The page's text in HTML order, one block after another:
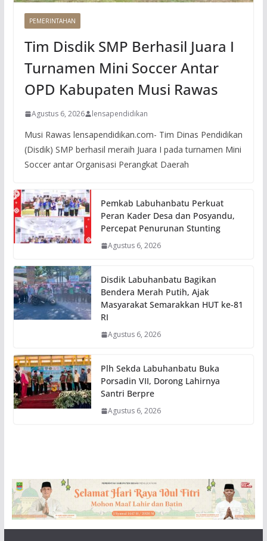
PEMERINTAHAN
Tim Disdik SMP Berhasil Juara I
Turnamen Mini Soccer Antar
OPD Kabupaten Musi Rawas
Agustus 6, 2026 lensapendidikan
Musi Rawas lensapendidikan.com- Tim Dinas Pendidikan
(Disdik) SMP berhasil meraih Juara I pada turnamen Mini
Soccer antar Organisasi Perangkat Daerah
Pemkab Labuhanbatu Perkuat
Peran Kader Desa dan Posyandu,
Percepat Penurunan Stunting
Agustus 6, 2026
Disdik Labuhanbatu Bagikan
Bendera Merah Putih, Ajak
Masyarakat Semarakkan HUT ke-81
RI
Agustus 6, 2026
Plh Sekda Labuhanbatu Buka
Porsadin VII, Dorong Lahirnya
Santri Berpre
Agustus 6, 2026